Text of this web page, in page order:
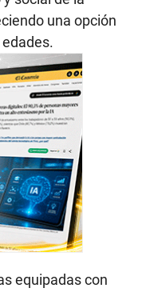
una opción
equipadas con